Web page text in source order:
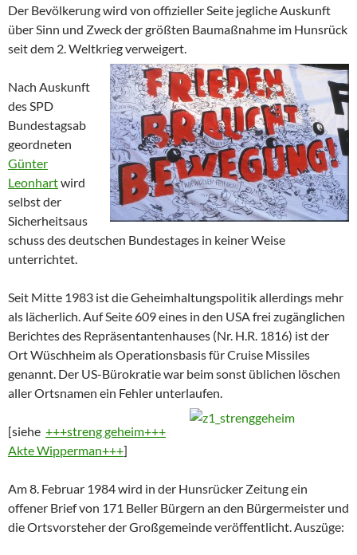
Der Bevölkerung wird von offizieller Seite jegliche Auskunft
über Sinn und Zweck der größten Baumaßnahme im Hunsrück
seit dem 2. Weltkrieg verweigert.
Nach Auskunft
des SPD
Bundestagsab
geordneten
Günter
Leonhartwird
selbst der
Sicherheitsaus
schuss des deutschen Bundestages in keiner Weise
unterrichtet.
Seit Mitte 1983 ist die Geheimhaltungspolitik allerdings mehr
als lächerlich. Auf Seite 609 eines in den USA frei zugänglichen
Berichtes des Repräsentantenhauses (Nr. H.R. 1816) ist der
Ort Wüschheim als Operationsbasis für Cruise Missiles
genannt. Der US-Bürokratie war beim sonst üblichen löschen
aller Ortsnamen ein Fehler unterlaufen.
[siehe +++streng geheim+++
Akte Wipperman+++]
Am 8. Februar 1984 wird in der Hunsrücker Zeitung ein
offener Brief von 171 Beller Bürgern an den Bürgermeister und
die Ortsvorsteher der Großgemeinde veröffentlicht. Auszüge: